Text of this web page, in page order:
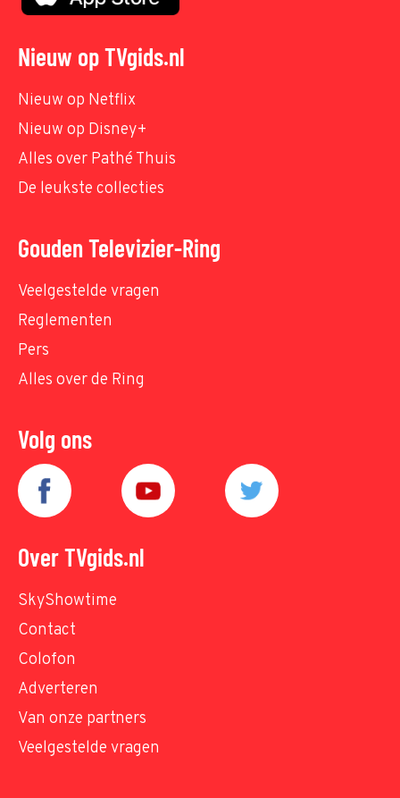
Nieuw op TVgids.nl
Nieuw op Netflix
Nieuw op Disney+
Alles over Pathé Thuis
De leukste collecties
Gouden Televizier-Ring
Veelgestelde vragen
Reglementen
Pers
Alles over de Ring
Volg ons
Over TVgids.nl
SkyShowtime
Contact
Colofon
Adverteren
Van onze partners
Veelgestelde vragen